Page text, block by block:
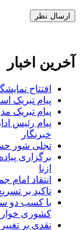
آخرین اخبار
افتتاح
پیام تبریک
پیام تبریک
پیام رئیس
خبرنگار
تجلی شور
برگزاری
ازنا
انتقاد امام
تاکید بر
با کسب دو
کشوری
نقدی بر